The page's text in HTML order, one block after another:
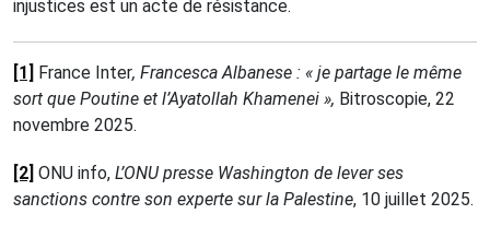
injustices est un acte de résistance.
[1] France Inter, Francesca Albanese : « je partage le même
sort que Poutine et l’Ayatollah Khamenei », Bitroscopie, 22
novembre 2025.
[2] ONU info, L’ONU presse Washington de lever ses
sanctions contre son experte sur la Palestine, 10 juillet 2025.